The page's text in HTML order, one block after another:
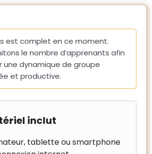
de travail (sécurité, cantonnement).
service, travaux en site occupé et
sur la négociation des nouveaux
parties prenantes
est complet en ce moment.
le nombre d’apprenants afin
une dynamique de groupe
et productive.
inclut
tablette ou smartphone